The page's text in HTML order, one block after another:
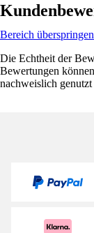
Bereich überspringen
Die Echtheit der
Bewertungen
nachweislich